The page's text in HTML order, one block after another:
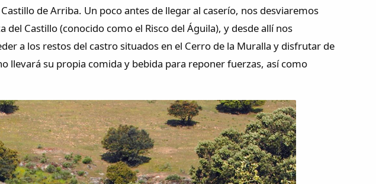
de Arriba. Un poco antes de llegar al caserío, nos desviaremos
del Castillo (conocido como el Risco del Águila), y desde allí nos
a los restos del castro situados en el Cerro de la Muralla y disfrutar de
llevará su propia comida y bebida para reponer fuerzas, así como